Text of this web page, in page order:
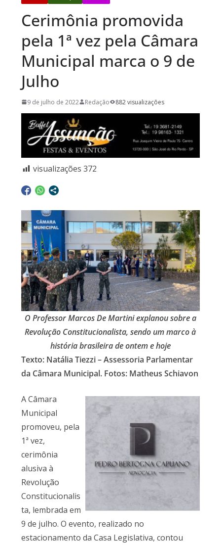
Cerimônia promovida
pela 1ª vez pela Câmara
Municipal marca o 9 de
Julho
9 de julho de 2022 Redação 882 visualizações
visualizações 372
O Professor Marcos De Martini explanou sobre a
Revolução Constitucionalista, sendo um marco à
história brasileira de ontem e hoje
Texto: Natália Tiezzi – Assessoria Parlamentar
da Câmara Municipal. Fotos: Matheus Schiavon
A Câmara
Municipal
promoveu, pela
1ª vez,
cerimônia
alusiva à
Revolução
Constitucionalis
ta, lembrada em
9 de julho. O evento, realizado no
estacionamento da Casa Legislativa, contou